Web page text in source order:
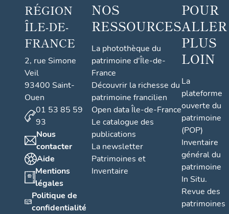
RÉGION
ÎLE-DE-
FRANCE
2, rue Simone
Veil
93400 Saint-
Ouen
01 53 85 59
93
Nous
contacter
Aide
Mentions
légales
Politique de
confidentialité
NOS
RESSOURCES
La photothèque du
patrimoine d'Île-de-
France
Découvrir la richesse du
patrimoine francilien
Open data Île-de-France
Le catalogue des
publications
La newsletter
Patrimoines et
Inventaire
POUR
ALLER
PLUS
LOIN
La
plateforme
ouverte du
patrimoine
(POP)
Inventaire
général du
patrimoine
In Situ.
Revue des
patrimoines